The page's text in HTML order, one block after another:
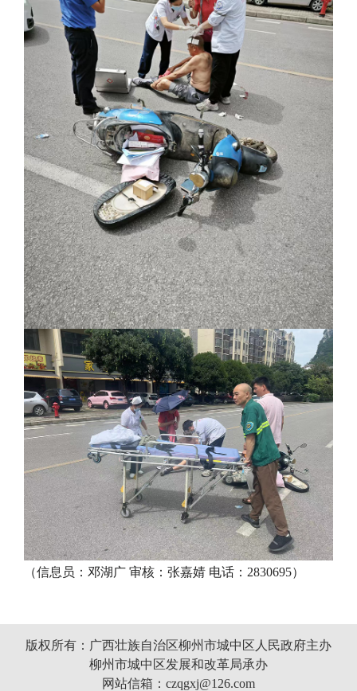
（信息员：邓湖广 审核：张嘉婧 电话：2830695）
版权所有：广西壮族自治区柳州市城中区人民政府主办
柳州市城中区发展和改革局承办
网站信箱：czqgxj@126.com